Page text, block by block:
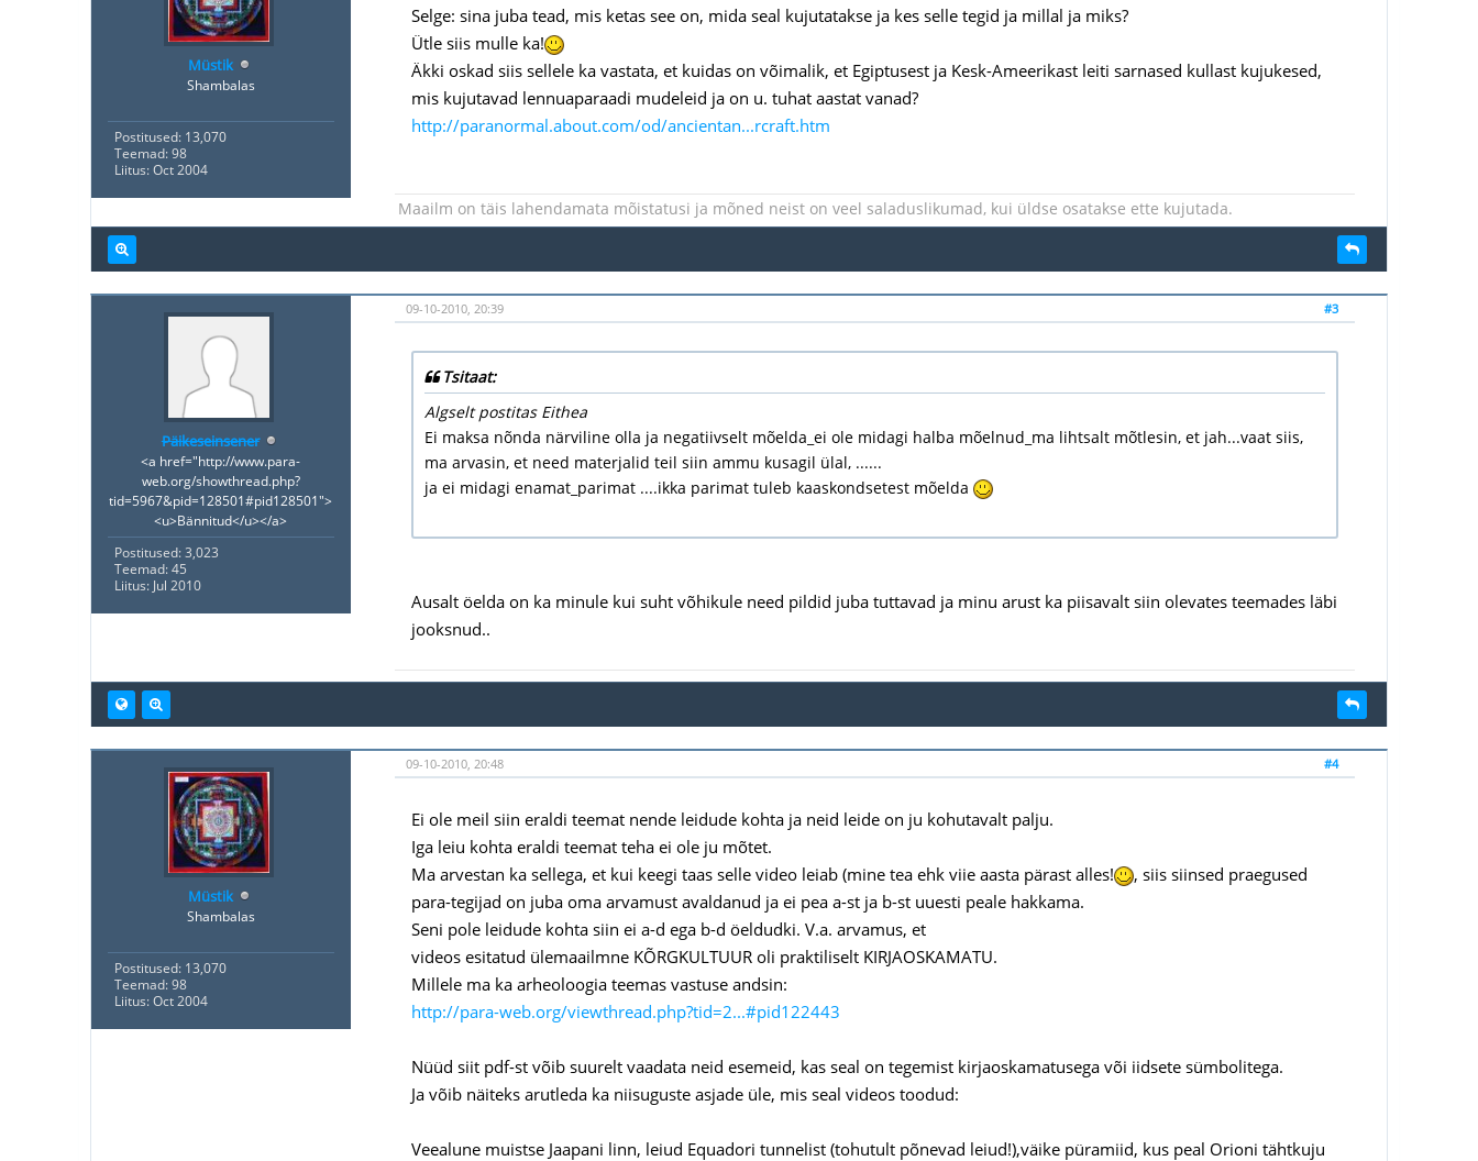
Müstik
Shambalas
Postitused: 13,070
Teemad: 98
Liitus: Oct 2004
Selge: sina juba tead, mis ketas see on, mida seal kujutatakse ja kes selle tegid ja millal ja miks?
Ütle siis mulle ka!
Äkki oskad siis sellele ka vastata, et kuidas on võimalik, et Egiptusest ja Kesk-Ameerikast leiti sarnased kullast kujukesed,
mis kujutavad lennuaparaadi mudeleid ja on u. tuhat aastat vanad?
http://paranormal.about.com/od/ancientan...rcraft.htm
Maailm on täis lahendamata mõistatusi ja mõned neist on veel saladuslikumad, kui üldse osatakse ette kujutada.
Päikeseinsener
<a href="http://www.para-
web.org/showthread.php?
tid=5967&pid=128501#pid128501">
<u>Bännitud</u></a>
Postitused: 3,023
Teemad: 45
Liitus: Jul 2010
#3
09-10-2010, 20:39
Tsitaat:
Algselt postitas Eithea
Ei maksa nõnda närviline olla ja negatiivselt mõelda_ei ole midagi halba mõelnud_ma lihtsalt mõtlesin, et jah...vaat siis,
ma arvasin, et need materjalid teil siin ammu kusagil ülal, ......
ja ei midagi enamat_parimat ....ikka parimat tuleb kaaskondsetest mõelda
Ausalt öelda on ka minule kui suht võhikule need pildid juba tuttavad ja minu arust ka piisavalt siin olevates teemades läbi
jooksnud..
Müstik
Shambalas
Postitused: 13,070
Teemad: 98
Liitus: Oct 2004
#4
09-10-2010, 20:48
Ei ole meil siin eraldi teemat nende leidude kohta ja neid leide on ju kohutavalt palju.
Iga leiu kohta eraldi teemat teha ei ole ju mõtet.
Ma arvestan ka sellega, et kui keegi taas selle video leiab (mine tea ehk viie aasta pärast alles!
, siis siinsed praegused
para-tegijad on juba oma arvamust avaldanud ja ei pea a-st ja b-st uuesti peale hakkama.
Seni pole leidude kohta siin ei a-d ega b-d öeldudki. V.a. arvamus, et
videos esitatud ülemaailmne KÕRGKULTUUR oli praktiliselt KIRJAOSKAMATU.
Millele ma ka arheoloogia teemas vastuse andsin:
http://para-web.org/viewthread.php?tid=2...#pid122443
Nüüd siit pdf-st võib suurelt vaadata neid esemeid, kas seal on tegemist kirjaoskamatusega või iidsete sümbolitega.
Ja võib näiteks arutleda ka niisuguste asjade üle, mis seal videos toodud:
Veealune muistse Jaapani linn, leiud Equadori tunnelist (tohutult põnevad leiud!),väike püramiid, kus peal Orioni tähtkuju